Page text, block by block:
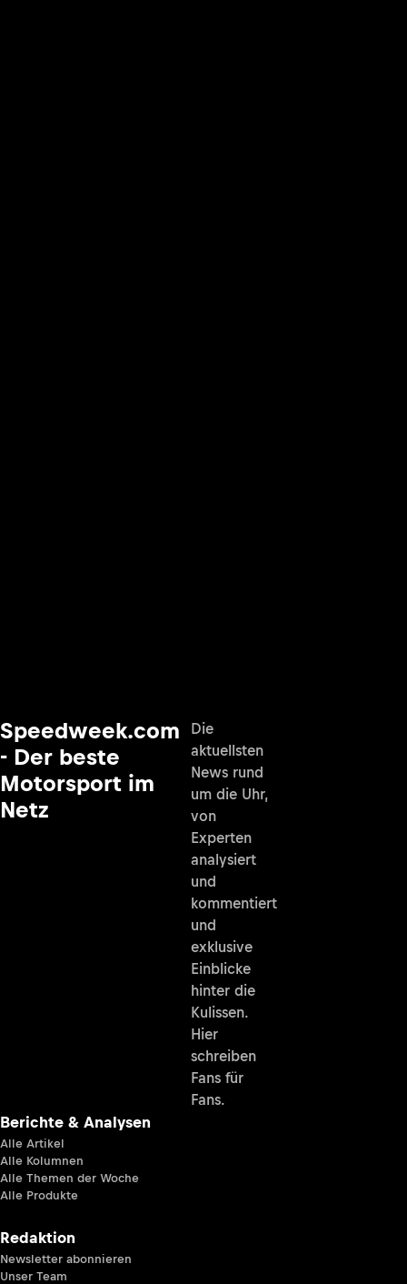
Speedweek.com
- Der beste
Motorsport im
Netz
Die
aktuellsten
News rund
um die Uhr,
von
Experten
analysiert
und
kommentiert
und
exklusive
Einblicke
hinter die
Kulissen.
Hier
schreiben
Fans für
Fans.
Berichte & Analysen
Alle Artikel
Alle Kolumnen
Alle Themen der Woche
Alle Produkte
Redaktion
Newsletter abonnieren
Unser Team